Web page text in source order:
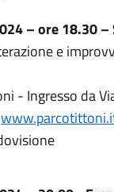
– ore 18.30–
e
- Ingresso da